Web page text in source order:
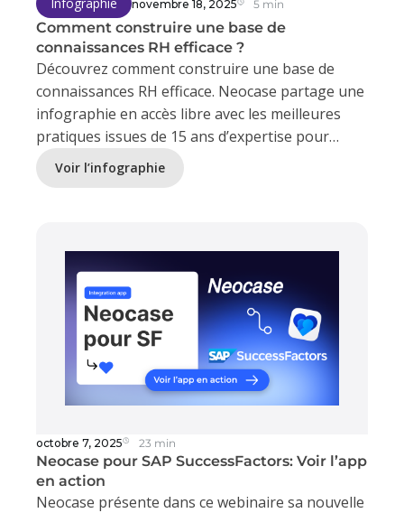
novembre 18, 2025 5 min
Comment construire une base de
connaissances RH efficace ?
Découvrez comment construire une base de
connaissances RH efficace. Neocase partage une
infographie en accès libre avec les meilleures
pratiques issues de 15 ans d’expertise pour
améliorer l’autonomie des collaborateurs et
réduire les demandes RH.
Voir l’infographie
octobre 7, 2025 23 min
Neocase pour SAP SuccessFactors: Voir l’app
en action
Neocase présente dans ce webinaire sa nouvelle